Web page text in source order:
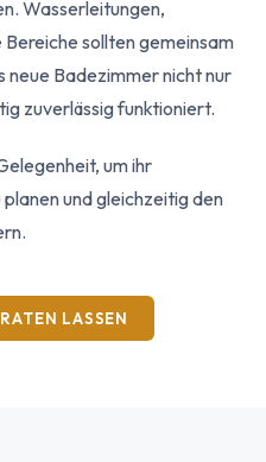
Wasserleitungen,
sollten gemeinsam
Badezimmer nicht nur
zuverlässig funktioniert.
um ihr
und gleichzeitig den
LASSEN